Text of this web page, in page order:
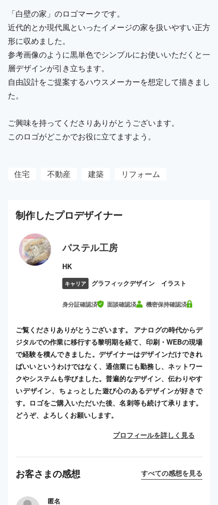
「白壁の家」のロゴマークです。
近代的とか現代風といったイメージの家を扱いやすい正方
形に収めました。
参考画像のように黒単色でシンプルにお使いいただくと一
層デザインが引き立ちます。
自由設計をご提案するハウスメーカーを想定して描きまし
た。
ご興味を持ってくださりありがとうございます。
このロゴがどこかでお役に立てますよう。
住宅 不動産 建築 リフォーム
制作したプロデザイナー
パステル工房
HK
キャリア グラフィックデザイン イラスト
身分証確認済 面談確認済 機密保持確認済
ご覧くださりありがとうございます。 アナログの時代からデ
ジタルでの作業に移行する黎明期を経て、印刷・WEBの現場
で経験を積んできました。デザイナーはデザインだけできれ
ばいいというわけではなく、通信業にも勤務し、ネットワー
クやシステムも学びました。普遍的なデザイン、伝わりやす
いデザイン、ちょっとした遊び心のあるデザインが好きで
す。ロゴをご購入いただいた後、名刺等も続けて承ります。
どうぞ、よろしくお願いします。
プロフィールを詳しく見る
お客さまの感想 すべての感想を見る
匿名